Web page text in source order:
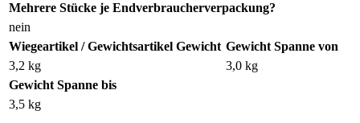
Mehrere Stücke je Endverbraucherverpackung?
nein
Wiegeartikel / Gewichtsartikel Gewicht
3,2 kg
Gewicht Spanne von
3,0 kg
Gewicht Spanne bis
3,5 kg